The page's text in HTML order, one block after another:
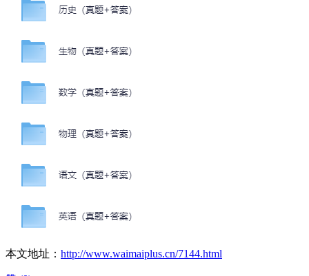
本文地址： http://www.waimaiplus.cn/7144.html